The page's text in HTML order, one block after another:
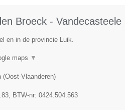
Broeck - Vandecasteele
en in de provincie Luik.
maps ▼
(Oost-Vlaanderen)
, BTW-nr: 0424.504.563